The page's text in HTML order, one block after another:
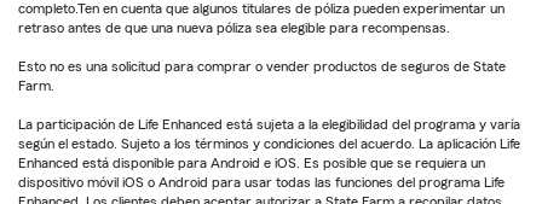
completo.Ten en cuenta que algunos titulares de póliza pueden experimentar un
retraso antes de que una nueva póliza sea elegible para recompensas.
Esto no es una solicitud para comprar o vender productos de seguros de State
Farm.
La participación de Life Enhanced está sujeta a la elegibilidad del programa y varía
según el estado. Sujeto a los términos y condiciones del acuerdo. La aplicación Life
Enhanced está disponible para Android e iOS. Es posible que se requiera un
dispositivo móvil iOS o Android para usar todas las funciones del programa Life